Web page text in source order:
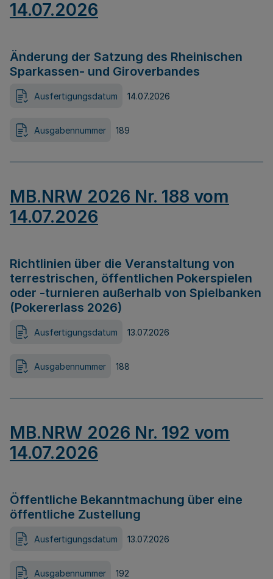
14.07.2026
Änderung der Satzung des Rheinischen
Sparkassen- und Giroverbandes
Ausfertigungsdatum 14.07.2026
Ausgabennummer 189
MB.NRW 2026 Nr. 188 vom
14.07.2026
Richtlinien über die Veranstaltung von
terrestrischen, öffentlichen Pokerspielen
oder -turnieren außerhalb von Spielbanken
(Pokererlass 2026)
Ausfertigungsdatum 13.07.2026
Ausgabennummer 188
MB.NRW 2026 Nr. 192 vom
14.07.2026
Öffentliche Bekanntmachung über eine
öffentliche Zustellung
Ausfertigungsdatum 13.07.2026
Ausgabennummer 192